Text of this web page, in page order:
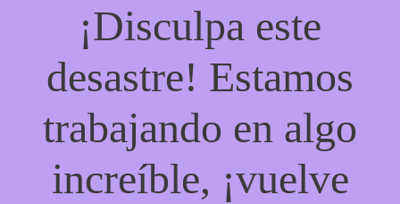
¡Disculpa este
desastre! Estamos
trabajando en algo
increíble, ¡vuelve